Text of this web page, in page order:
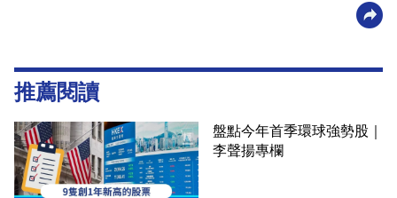
推薦閱讀
盤點今年首季環球強勢股｜
李聲揚專欄